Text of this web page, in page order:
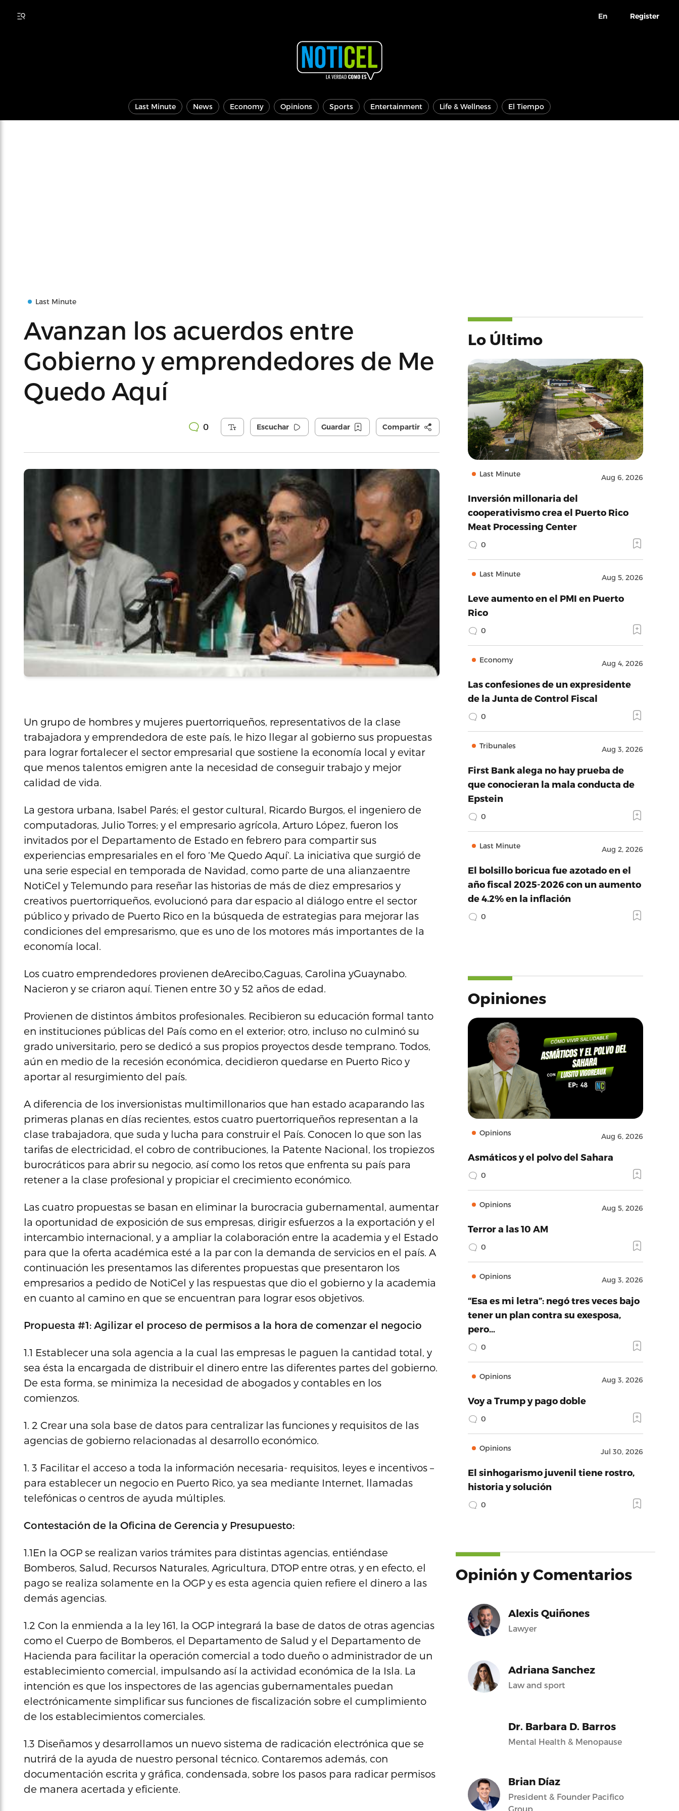
En Register
Last Minute News Economy Opinions Sports Entertainment Life & Wellness El Tiempo
Last Minute
Avanzan los acuerdos entre
Gobierno y emprendedores de Me
Quedo Aquí
0 Escuchar Guardar Compartir
Un grupo de hombres y mujeres puertorriqueños, representativos de la clase
trabajadora y emprendedora de este país, le hizo llegar al gobierno sus propuestas
para lograr fortalecer el sector empresarial que sostiene la economía local y evitar
que menos talentos emigren ante la necesidad de conseguir trabajo y mejor
calidad de vida.
La gestora urbana, Isabel Parés; el gestor cultural, Ricardo Burgos, el ingeniero de
computadoras, Julio Torres; y el empresario agrícola, Arturo López, fueron los
invitados por el Departamento de Estado en febrero para compartir sus
experiencias empresariales en el foro ‘Me Quedo Aquí’. La iniciativa que surgió de
una serie especial en temporada de Navidad, como parte de una alianzaentre
NotiCel y Telemundo para reseñar las historias de más de diez empresarios y
creativos puertorriqueños, evolucionó para dar espacio al diálogo entre el sector
público y privado de Puerto Rico en la búsqueda de estrategias para mejorar las
condiciones del empresarismo, que es uno de los motores más importantes de la
economía local.
Los cuatro emprendedores provienen deArecibo,Caguas, Carolina yGuaynabo.
Nacieron y se criaron aquí. Tienen entre 30 y 52 años de edad.
Provienen de distintos ámbitos profesionales. Recibieron su educación formal tanto
en instituciones públicas del País como en el exterior; otro, incluso no culminó su
grado universitario, pero se dedicó a sus propios proyectos desde temprano. Todos,
aún en medio de la recesión económica, decidieron quedarse en Puerto Rico y
aportar al resurgimiento del país.
A diferencia de los inversionistas multimillonarios que han estado acaparando las
primeras planas en días recientes, estos cuatro puertorriqueños representan a la
clase trabajadora, que suda y lucha para construir el País. Conocen lo que son las
tarifas de electricidad, el cobro de contribuciones, la Patente Nacional, los tropiezos
burocráticos para abrir su negocio, así como los retos que enfrenta su país para
retener a la clase profesional y propiciar el crecimiento económico.
Las cuatro propuestas se basan en eliminar la burocracia gubernamental, aumentar
la oportunidad de exposición de sus empresas, dirigir esfuerzos a la exportación y el
intercambio internacional, y a ampliar la colaboración entre la academia y el Estado
para que la oferta académica esté a la par con la demanda de servicios en el país. A
continuación les presentamos las diferentes propuestas que presentaron los
empresarios a pedido de NotiCel y las respuestas que dio el gobierno y la academia
en cuanto al camino en que se encuentran para lograr esos objetivos.
Propuesta #1: Agilizar el proceso de permisos a la hora de comenzar el negocio
1.1 Establecer una sola agencia a la cual las empresas le paguen la cantidad total, y
sea ésta la encargada de distribuir el dinero entre las diferentes partes del gobierno.
De esta forma, se minimiza la necesidad de abogados y contables en los
comienzos.
1. 2 Crear una sola base de datos para centralizar las funciones y requisitos de las
agencias de gobierno relacionadas al desarrollo económico.
1. 3 Facilitar el acceso a toda la información necesaria- requisitos, leyes e incentivos –
para establecer un negocio en Puerto Rico, ya sea mediante Internet, llamadas
telefónicas o centros de ayuda múltiples.
Contestación de la Oficina de Gerencia y Presupuesto:
1.1En la OGP se realizan varios trámites para distintas agencias, entiéndase
Bomberos, Salud, Recursos Naturales, Agricultura, DTOP entre otras, y en efecto, el
pago se realiza solamente en la OGP y es esta agencia quien refiere el dinero a las
demás agencias.
1.2 Con la enmienda a la ley 161, la OGP integrará la base de datos de otras agencias
como el Cuerpo de Bomberos, el Departamento de Salud y el Departamento de
Hacienda para facilitar la operación comercial a todo dueño o administrador de un
establecimiento comercial, impulsando así la actividad económica de la Isla. La
intención es que los inspectores de las agencias gubernamentales puedan
electrónicamente simplificar sus funciones de fiscalización sobre el cumplimiento
de los establecimientos comerciales.
1.3 Diseñamos y desarrollamos un nuevo sistema de radicación electrónica que se
nutrirá de la ayuda de nuestro personal técnico. Contaremos además, con
documentación escrita y gráfica, condensada, sobre los pasos para radicar permisos
de manera acertada y eficiente.
Lo Último
Last Minute Aug 6, 2026
Inversión millonaria del
cooperativismo crea el Puerto Rico
Meat Processing Center
0
Last Minute Aug 5, 2026
Leve aumento en el PMI en Puerto
Rico
0
Economy Aug 4, 2026
Las confesiones de un expresidente
de la Junta de Control Fiscal
0
Tribunales Aug 3, 2026
First Bank alega no hay prueba de
que conocieran la mala conducta de
Epstein
0
Last Minute Aug 2, 2026
El bolsillo boricua fue azotado en el
año fiscal 2025-2026 con un aumento
de 4.2% en la inflación
0
Opiniones
Opinions Aug 6, 2026
Asmáticos y el polvo del Sahara
0
Opinions Aug 5, 2026
Terror a las 10 AM
0
Opinions Aug 3, 2026
“Esa es mi letra”: negó tres veces bajo
tener un plan contra su exesposa,
pero…
0
Opinions Aug 3, 2026
Voy a Trump y pago doble
0
Opinions Jul 30, 2026
El sinhogarismo juvenil tiene rostro,
historia y solución
0
Opinión y Comentarios
Alexis Quiñones
Lawyer
Adriana Sanchez
Law and sport
Dr. Barbara D. Barros
Mental Health & Menopause
Brian Díaz
President & Founder Pacifico
Group